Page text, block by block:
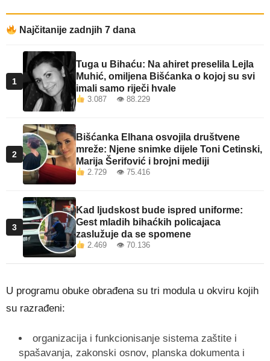
Najčitanije zadnjih 7 dana
1
Tuga u Bihaću: Na ahiret preselila Lejla
Muhić, omiljena Bišćanka o kojoj su svi
imali samo riječi hvale
3.087 👁 88.229
2
Bišćanka Elhana osvojila društvene
mreže: Njene snimke dijele Toni Cetinski,
Marija Šerifović i brojni mediji
2.729 👁 75.416
3
Kad ljudskost bude ispred uniforme:
Gest mladih bihaćkih policajaca
zaslužuje da se spomene
2.469 👁 70.136
U programu obuke obrađena su tri modula u okviru kojih
su razrađeni:
organizacija i funkcionisanje sistema zaštite i
spašavanja, zakonski osnov, planska dokumenta i